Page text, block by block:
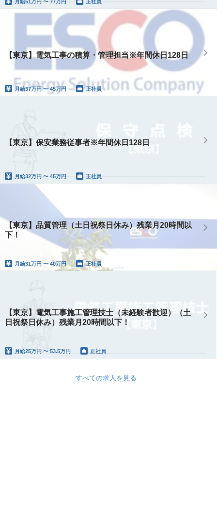
月給51万円 〜 77万円 正社員
【東京】電気工事の積算・管理担当※年間休日128日
月給37万円 〜 45万円 正社員
【東京】保安業務従事者※年間休日128日
月給32万円 〜 45万円 正社員
【東京】品質管理（土日祝祭日休み）残業月20時間以
下！
月給31万円 〜 40万円 正社員
【東京】電気工事施工管理技士（未経験者歓迎）（土
日祝祭日休み）残業月20時間以下！
月給25万円 〜 53.5万円 正社員
すべての求人を見る